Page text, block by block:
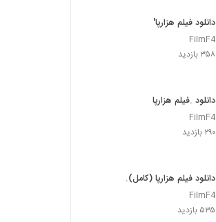
دانلود فیلم هزارپا'
FilmF4
۳۵۸ بازدید
دانلود .فیلم هزارپا
FilmF4
۲۹۰ بازدید
دانلود فیلم هزارپا (کامل).
FilmF4
۵۳۵ بازدید